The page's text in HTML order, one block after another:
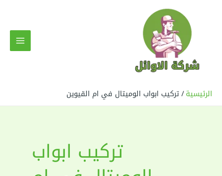
الرئيسية تركيب ابواب الوميتال في ام القيوين
تركيب ابواب